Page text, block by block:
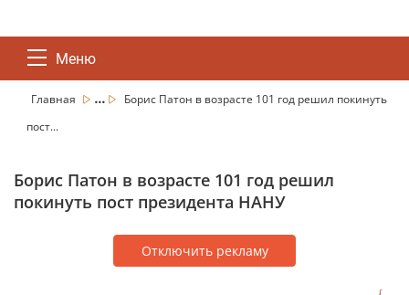
Меню
Главная ...
Борис Патон в возрасте 101 год решил покинуть
пост...
Борис Патон в возрасте 101 год решил
покинуть пост президента НАНУ
Отключить рекламу